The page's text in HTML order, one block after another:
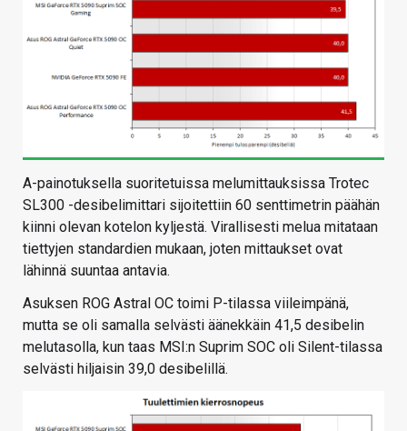
A-painotuksella suoritetuissa melumittauksissa Trotec
SL300 -desibelimittari sijoitettiin 60 senttimetrin päähän
kiinni olevan kotelon kyljestä. Virallisesti melua mitataan
tiettyjen standardien mukaan, joten mittaukset ovat
lähinnä suuntaa antavia.
Asuksen ROG Astral OC toimi P-tilassa viileimpänä,
mutta se oli samalla selvästi äänekkäin 41,5 desibelin
melutasolla, kun taas MSI:n Suprim SOC oli Silent-tilassa
selvästi hiljaisin 39,0 desibelillä.